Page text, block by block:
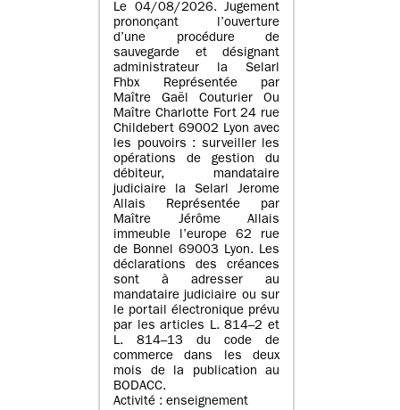
Le 04/08/2026. Jugement
prononçant l’ouverture
d’une procédure de
sauvegarde et désignant
administrateur la Selarl
Fhbx Représentée par
Maître Gaël Couturier Ou
Maître Charlotte Fort 24 rue
Childebert 69002 Lyon avec
les pouvoirs : surveiller les
opérations de gestion du
débiteur, mandataire
judiciaire la Selarl Jerome
Allais Représentée par
Maître Jérôme Allais
immeuble l’europe 62 rue
de Bonnel 69003 Lyon. Les
déclarations des créances
sont à adresser au
mandataire judiciaire ou sur
le portail électronique prévu
par les articles L. 814–2 et
L. 814–13 du code de
commerce dans les deux
mois de la publication au
BODACC.
Activité : enseignement